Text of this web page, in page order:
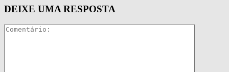
DEIXE UMA RESPOSTA